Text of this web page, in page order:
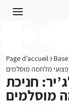
Page d’accueil
מלחמה מוסלמים
חניכת
מוסלמים